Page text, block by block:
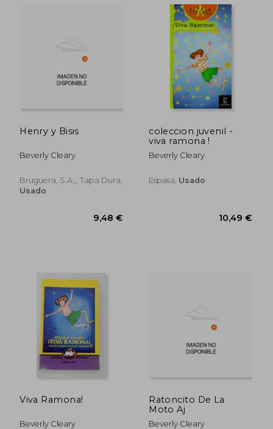
Henry y Bisis
Beverly Cleary
Bruguera, S.A.,, Tapa Dura,
Usado
coleccion juvenil -
viva ramona !
Beverly Cleary
Espasa, Usado
Viva Ramona!
Beverly Cleary
Ratoncito De La
Moto Aj
Beverly Cleary